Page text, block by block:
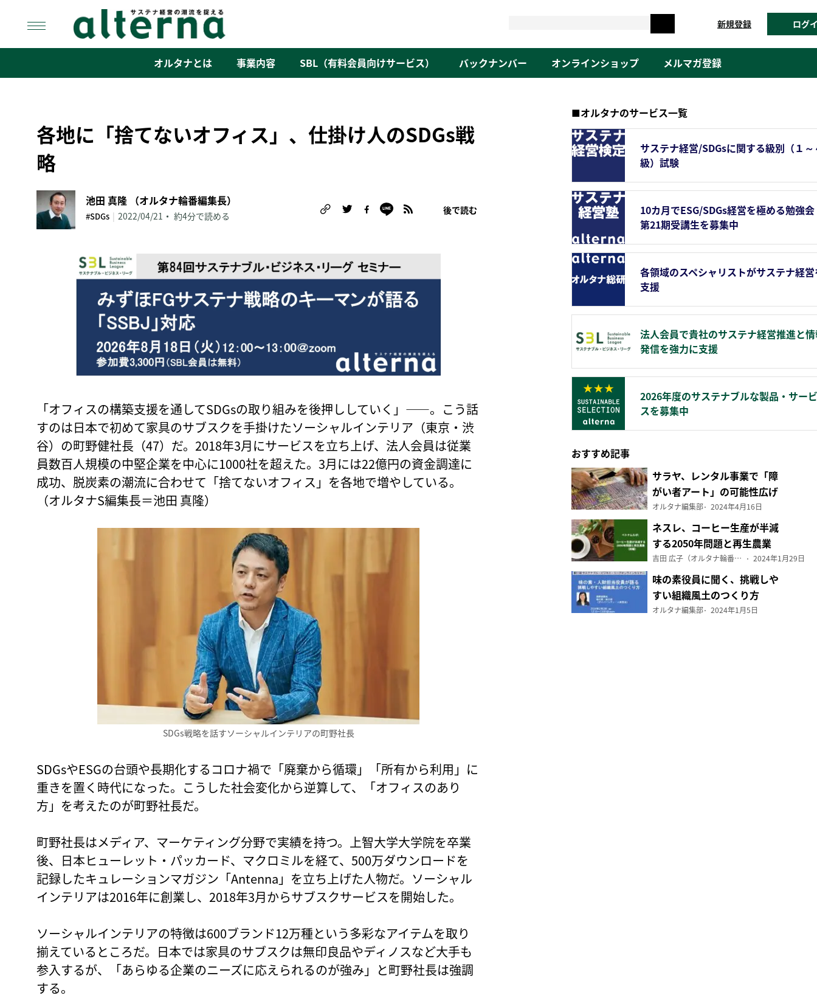
content
新規登録 ログ
オルタナとは 事業内容 SBL（有料会員向けサービス） バックナンバー オンラインショップ メルマガ登録
各地に「捨てないオフィス」、仕掛け人のSDGs戦
略
池田 真隆 （オルタナ輪番編集長）
#SDGs | 2022/04/21 約4分で読める
後で読む
「オフィスの構築支援を通してSDGsの取り組みを後押ししていく」——。こう話
すのは日本で初めて家具のサブスクを手掛けたソーシャルインテリア（東京・渋
谷）の町野健社長（47）だ。2018年3月にサービスを立ち上げ、法人会員は従業
員数百人規模の中堅企業を中心に1000社を超えた。3月には22億円の資金調達に
成功、脱炭素の潮流に合わせて「捨てないオフィス」を各地で増やしている。
（オルタナS編集長＝池田 真隆）
SDGs戦略を話すソーシャルインテリアの町野社長
SDGsやESGの台頭や長期化するコロナ禍で「廃棄から循環」「所有から利用」に
重きを置く時代になった。こうした社会変化から逆算して、「オフィスのあり
方」を考えたのが町野社長だ。
町野社長はメディア、マーケティング分野で実績を持つ。上智大学大学院を卒業
後、日本ヒューレット・パッカード、マクロミルを経て、500万ダウンロードを
記録したキュレーションマガジン「Antenna」を立ち上げた人物だ。ソーシャル
インテリアは2016年に創業し、2018年3月からサブスクサービスを開始した。
ソーシャルインテリアの特徴は600ブランド12万種という多彩なアイテムを取り
揃えているところだ。日本では家具のサブスクは無印良品やディノスなど大手も
参入するが、「あらゆる企業のニーズに応えられるのが強み」と町野社長は強調
する。
■オルタナのサービス一覧
サステナ経営/SDGsに関する級別（１～
級）試験
10カ月でESG/SDGs経営を極める勉強
第21期受講生を募集中
各領域のスペシャリストがサステナ経
支援
法人会員で貴社のサステナ経営推進と
発信を強力に支援
2026年度のサステナブルな製品・サービ
スを募集中
おすすめ記事
サラヤ、レンタル事業で「障
がい者アート」の可能性広げ
る
オルタナ編集部 2024年4月16日
ネスレ、コーヒー生産が半減
する2050年問題と再生農業
（前編）
吉田 広子（オルタナ輪番編集長） 2024年1月29日
味の素役員に聞く、挑戦しや
すい組織風土のつくり方
オルタナ編集部 2024年1月5日